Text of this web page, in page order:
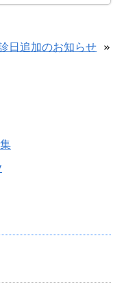
日追加のお知らせ »